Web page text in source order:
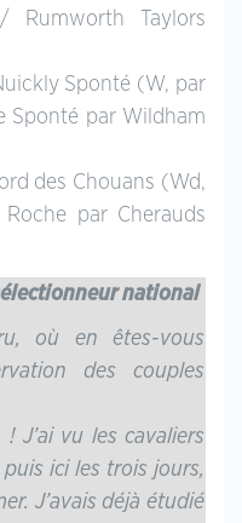
Taylors
Sponté (W, par
Sponté par Wildham
des Chouans (Wd,
par Cherauds
national
où en êtes-vous
des couples
J’ai vu les cavaliers
ici les trois jours,
J’avais déjà étudié